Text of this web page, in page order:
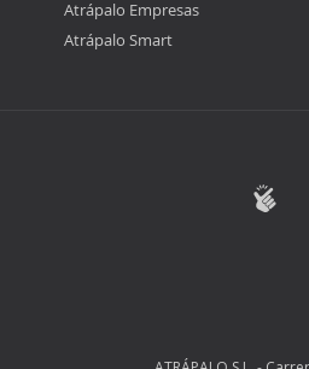
Atrápalo Empresas
Atrápalo Smart